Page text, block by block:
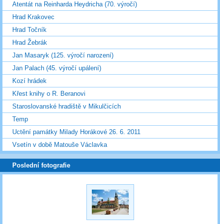
Atentát na Reinharda Heydricha (70. výročí)
Hrad Krakovec
Hrad Točník
Hrad Žebrák
Jan Masaryk (125. výročí narození)
Jan Palach (45. výročí upálení)
Kozí hrádek
Křest knihy o R. Beranovi
Staroslovanské hradiště v Mikulčicích
Temp
Uctění památky Milady Horákové 26. 6. 2011
Vsetín v době Matouše Václavka
Poslední fotografie